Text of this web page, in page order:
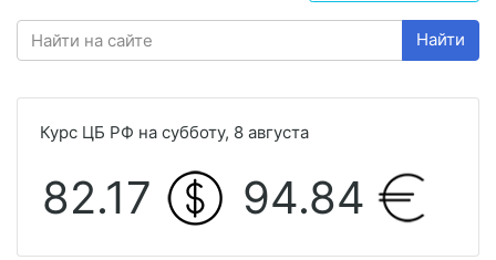
Найти
Курс ЦБ РФ на субботу, 8 августа
82.17 94.84